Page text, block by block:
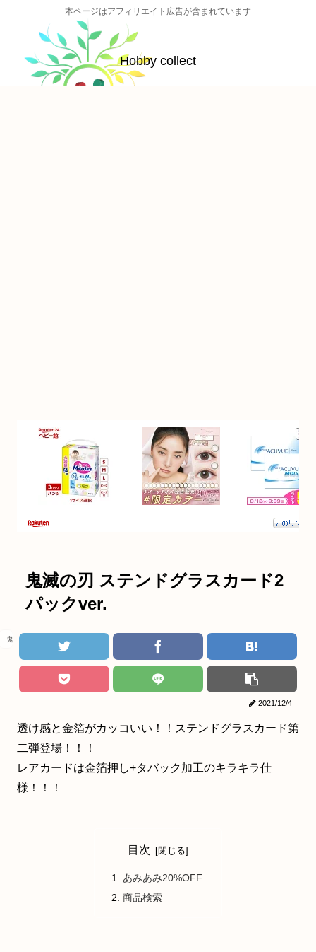
本ページはアフィリエイト広告が含まれています
Hobby collect
鬼滅の刃 ステンドグラスカード2
パックver.
鬼滅の刃
2021/12/4
透け感と金箔がカッコいい！！ステンドグラスカード第
二弾登場！！！
レアカードは金箔押し+タバック加工のキラキラ仕
様！！！
目次
あみあみ20%OFF
商品検索